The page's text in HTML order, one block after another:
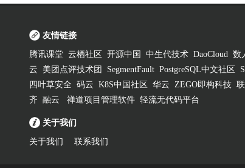
友情链接
腾讯课堂 云栖社区 开源中国 中生代技术 DaoCloud 数
云
美团点评技术团 SegmentFault PostgreSQL中文社区
四叶草安全 码云 K8S中国社区 华云 ZEGO即构科技
齐 融云 禅道项目管理软件 轻流无代码平台
关于我们
关于我们 联系我们